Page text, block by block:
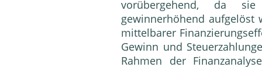
vorübergehend, da
gewinnerhöhend aufgelöst
mittelbarer
Gewinn und
Rahmen der Finanzanalyse